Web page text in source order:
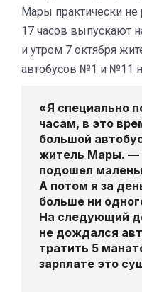
Мары практически не
17 часов выпускают
и утром 7 октября
автобусов №1 и №11
«Я специально
часам, в это
большой
житель Мары. —
подошел
А потом я за
больше ни
На следующий
не дождался
тратить 5
зарплате это